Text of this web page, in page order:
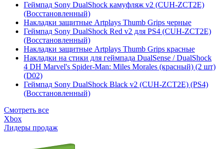
Геймпад Sony DualShock камуфляж v2 (CUH-ZCT2E)
(Восстановленный)
Накладки защитные Artplays Thumb Grips черные
Геймпад Sony DualShock Red v2 для PS4 (CUH-ZCT2E)
(Восстановленный)
Накладки защитные Artplays Thumb Grips красные
Накладки на стики для геймпада DualSense / DualShock
4 DH Marvel's Spider-Man: Miles Morales (красный) (2 шт)
(D02)
Геймпад Sony DualShock Black v2 (CUH-ZCT2E) (PS4)
(Восстановленный)
Смотреть все
Xbox
Лидеры продаж